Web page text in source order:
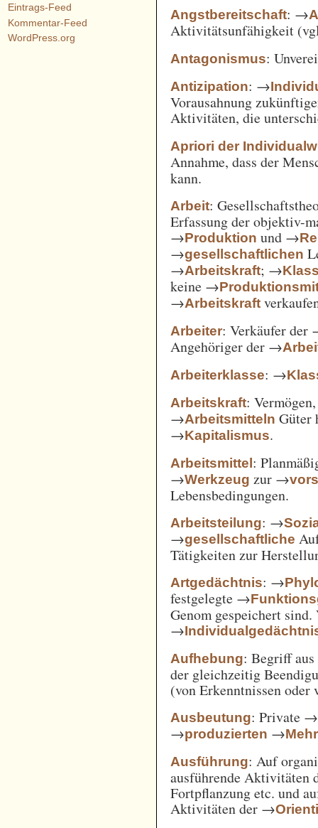
Angstbereitschaft: →
Aktivitätsunfähigkeit
Antagonismus:
Antizipation: →
Vorausahnung
Aktivitäten, die
Apriori der
Annahme, dass der
kann.
Arbeit:
Erfassung der objektiv-
→Produktion und →
→gesellschaftlichen
→Arbeitskraft; →
keine →
→Arbeitskraft
Arbeiter: Verkäufer der
Angehöriger der →
Arbeiterklasse: →
Arbeitskraft:
→Arbeitsmitteln Güter
→Kapitalismus.
Arbeitsmittel:
→Werkzeug zur →
Lebensbedingungen.
Arbeitsteilung: →
→gesellschaftliche
Tätigkeiten zur
Artgedächtnis: →
festgelegte →
Genom gespeichert sind.
→
Aufhebung: Begriff
der gleichzeitig
(von Erkenntnissen
Ausbeutung: Private →
→produzierten →
Ausführung: Auf
ausführende Aktivitäten
Fortpflanzung etc. und
Aktivitäten der →
Eintrags-Feed
Kommentar-Feed
WordPress.org